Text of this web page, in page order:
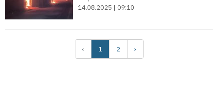
14.08.2025 | 09:10
‹ 1 2 ›